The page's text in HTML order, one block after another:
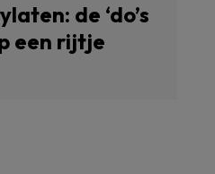
de ‘do’s
een rijtje